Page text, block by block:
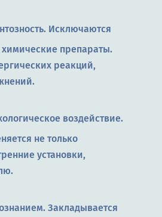
Исключаются
химические препараты.
реакций,
воздействие.
не только
установки,
Закладывается